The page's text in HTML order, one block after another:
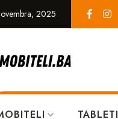
2025
TABLETI